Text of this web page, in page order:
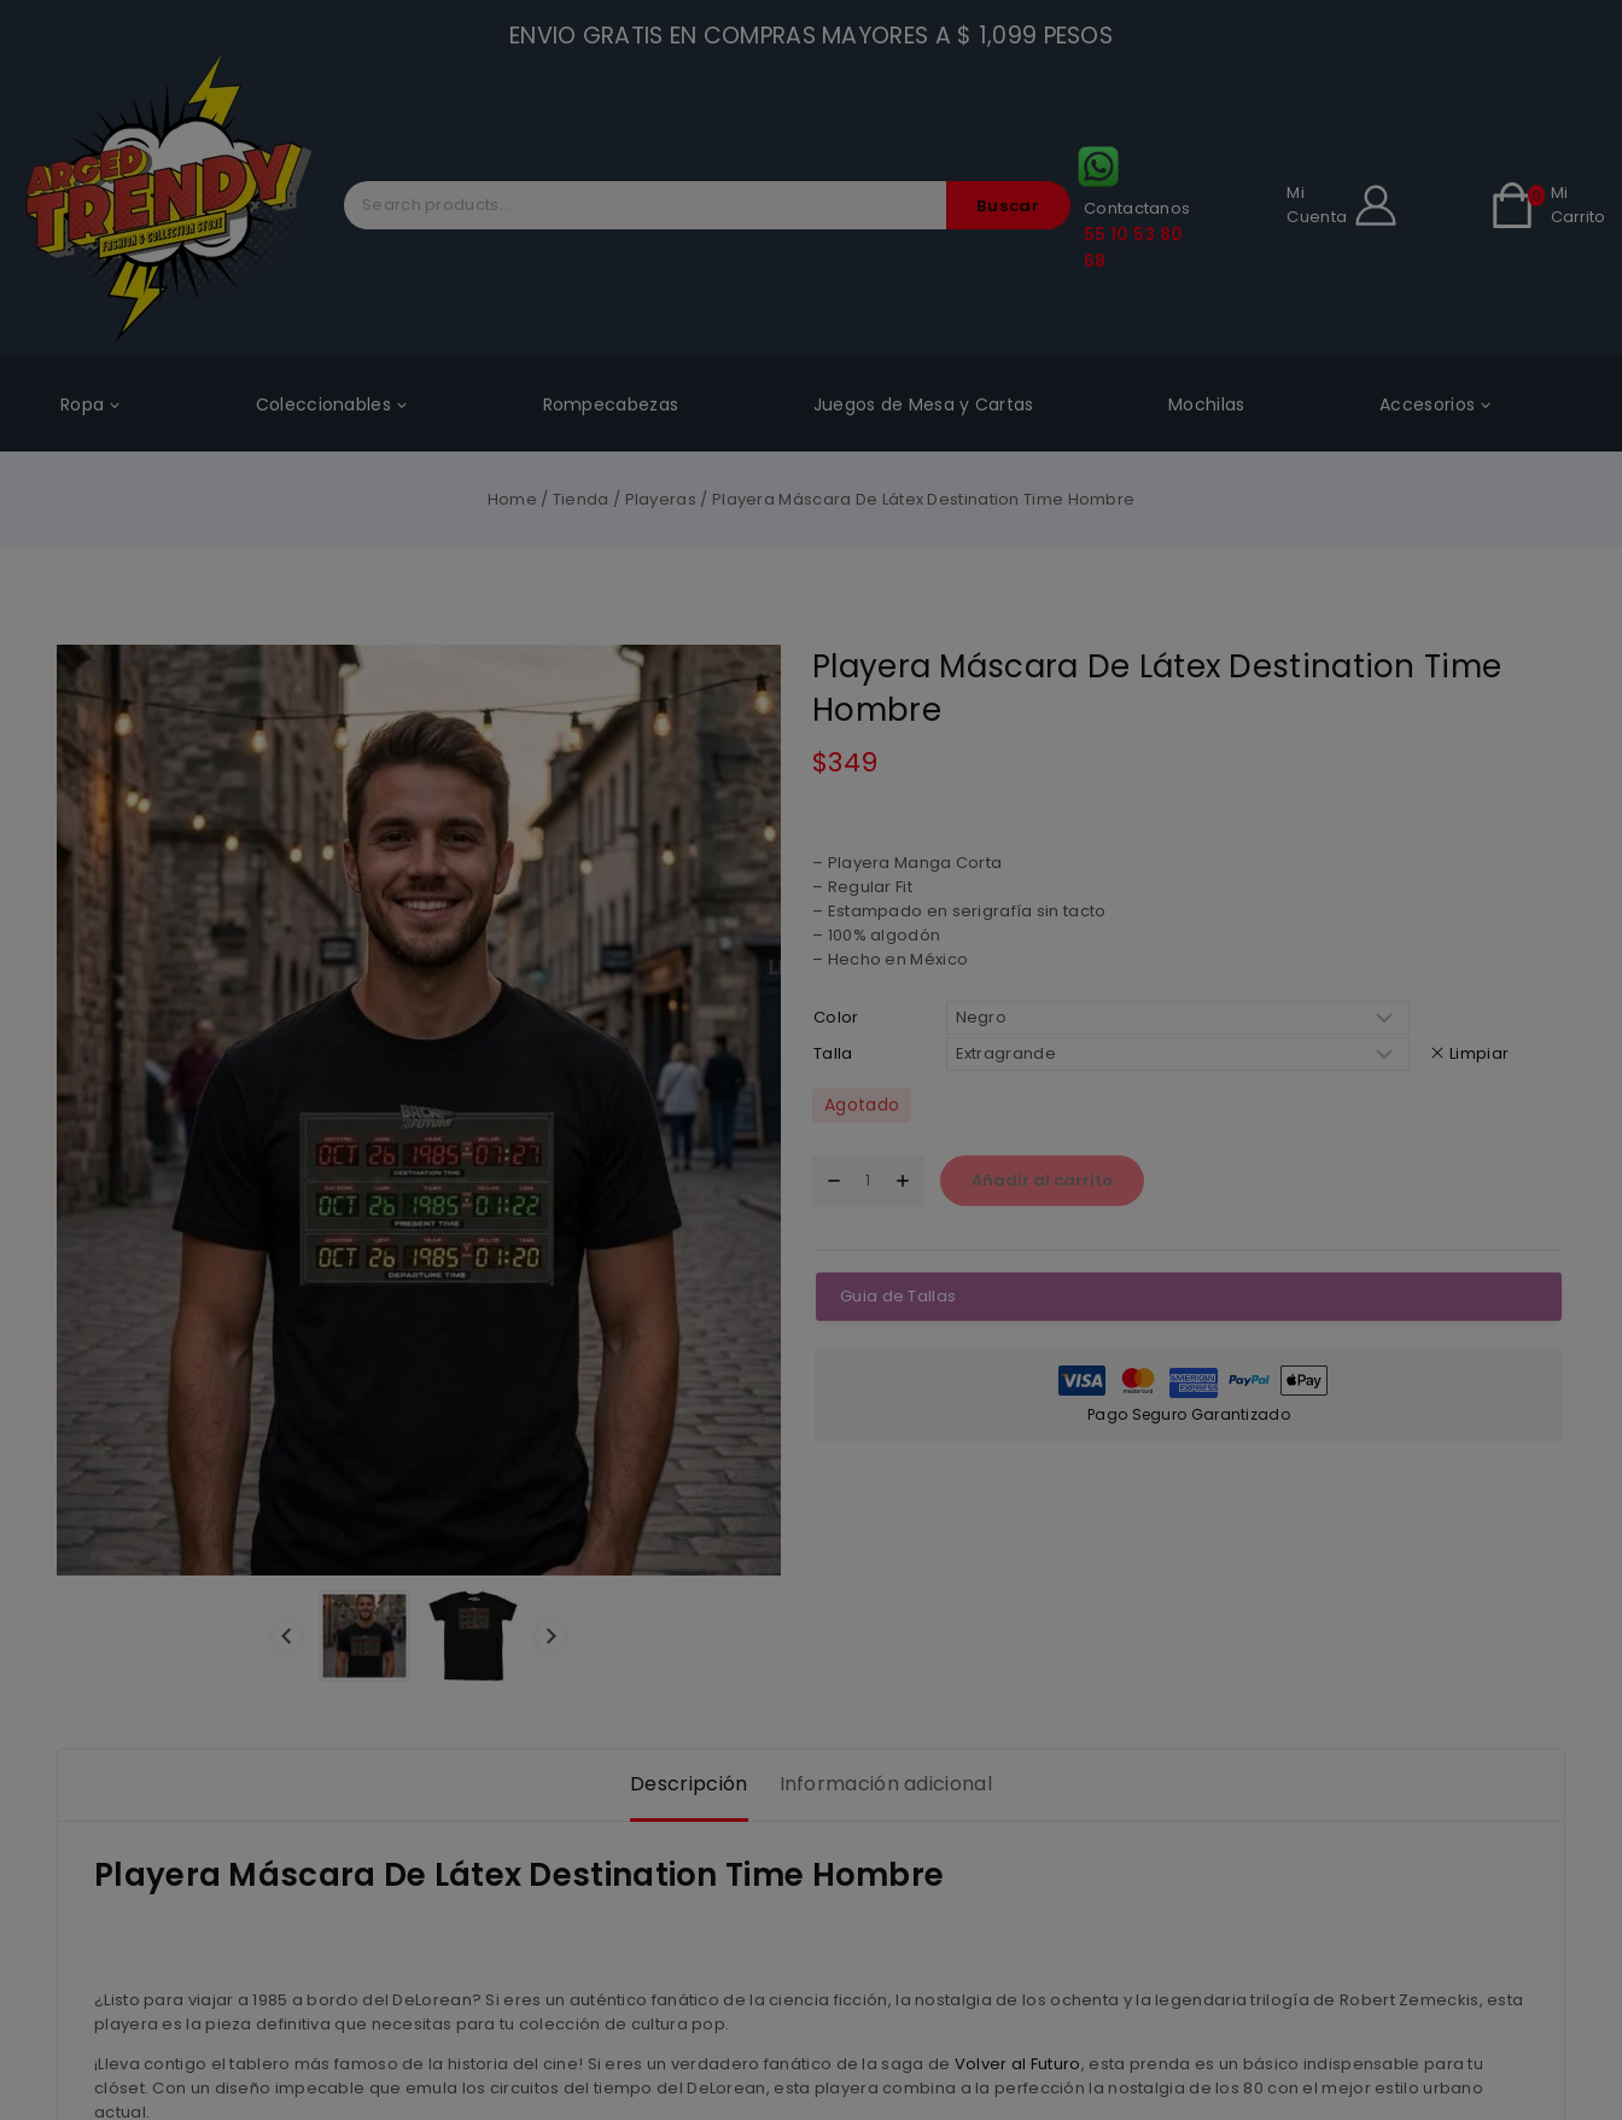
ENVIO GRATIS EN COMPRAS MAYORES A $ 1,099 PESOS
Buscar Contactanos
55 10 53 80
68
Mi
Cuenta
0
Mi
Carrito
Ropa Coleccionables Rompecabezas Juegos de Mesa y Cartas Mochilas Accesorios
Home / Tienda / Playeras / Playera Máscara De Látex Destination Time Hombre
Playera Máscara De Látex Destination Time
Hombre
$349
– Playera Manga Corta
– Regular Fit
– Estampado en serigrafía sin tacto
– 100% algodón
– Hecho en México
Color
Talla
Limpiar
Agotado
Añadir al carrito
Guia de Tallas
Pago Seguro Garantizado
Descripción Información adicional
Playera Máscara De Látex Destination Time Hombre
¿Listo para viajar a 1985 a bordo del DeLorean? Si eres un auténtico fanático de la ciencia ficción, la nostalgia de los ochenta y la legendaria trilogía de Robert Zemeckis, esta
playera es la pieza definitiva que necesitas para tu colección de cultura pop.
¡Lleva contigo el tablero más famoso de la historia del cine! Si eres un verdadero fanático de la saga de Volver al Futuro, esta prenda es un básico indispensable para tu
clóset. Con un diseño impecable que emula los circuitos del tiempo del DeLorean, esta playera combina a la perfección la nostalgia de los 80 con el mejor estilo urbano
actual.